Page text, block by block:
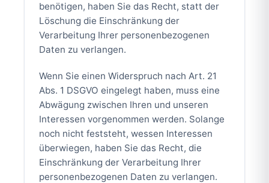
benötigen, haben Sie das Recht, statt der
Löschung die Einschränkung der
Verarbeitung Ihrer personenbezogenen
Daten zu verlangen.
Wenn Sie einen Widerspruch nach Art. 21
Abs. 1 DSGVO eingelegt haben, muss eine
Abwägung zwischen Ihren und unseren
Interessen vorgenommen werden. Solange
noch nicht feststeht, wessen Interessen
überwiegen, haben Sie das Recht, die
Einschränkung der Verarbeitung Ihrer
personenbezogenen Daten zu verlangen.